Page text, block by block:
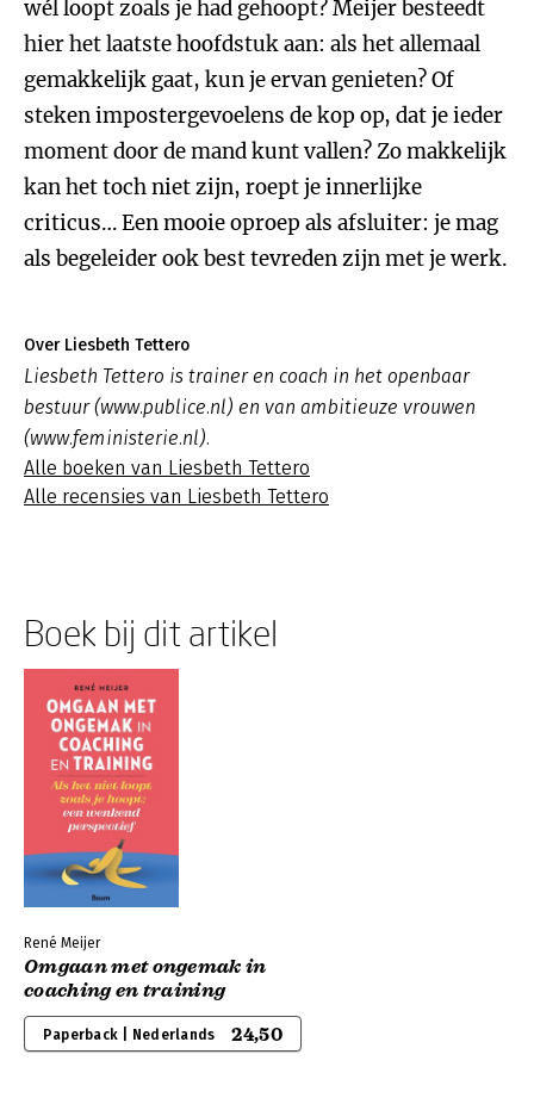
wél loopt zoals je had gehoopt? Meijer besteedt
hier het laatste hoofdstuk aan: als het allemaal
gemakkelijk gaat, kun je ervan genieten? Of
steken impostergevoelens de kop op, dat je ieder
moment door de mand kunt vallen? Zo makkelijk
kan het toch niet zijn, roept je innerlijke
criticus… Een mooie oproep als afsluiter: je mag
als begeleider ook best tevreden zijn met je werk.
Over Liesbeth Tettero
Liesbeth Tettero is trainer en coach in het openbaar
bestuur (www.publice.nl) en van ambitieuze vrouwen
(www.feministerie.nl).
Alle boeken van Liesbeth Tettero
Alle recensies van Liesbeth Tettero
Boek bij dit artikel
René Meijer
Omgaan met ongemak in
coaching en training
Paperback | Nederlands 24,50